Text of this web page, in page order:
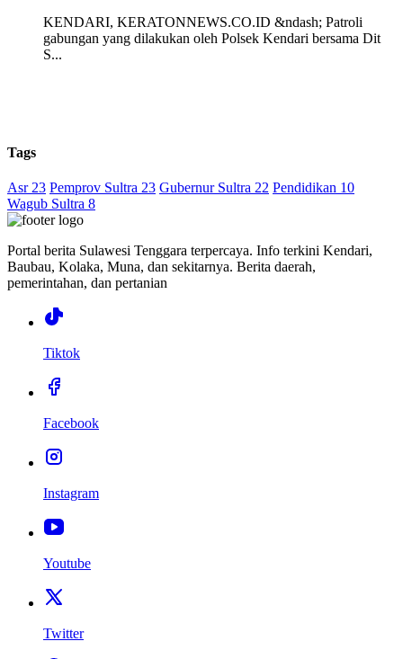
KENDARI, KERATONNEWS.CO.ID &ndash; Patroli
gabungan yang dilakukan oleh Polsek Kendari bersama Dit
S...
Tags
Asr 23 Pemprov Sultra 23 Gubernur Sultra 22 Pendidikan 10
Wagub Sultra 8
Portal berita Sulawesi Tenggara terpercaya. Info terkini Kendari,
Baubau, Kolaka, Muna, dan sekitarnya. Berita daerah,
pemerintahan, dan pertanian
Tiktok
Facebook
Instagram
Youtube
Twitter